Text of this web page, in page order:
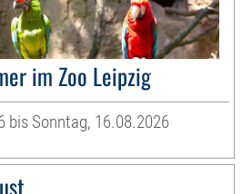
im Zoo Leipzig
bis Sonntag, 16.08.2026